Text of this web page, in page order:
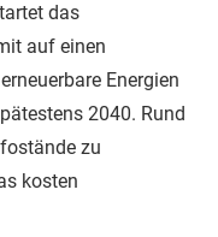
das
auf einen
Energien
2040. Rund
zu
kosten